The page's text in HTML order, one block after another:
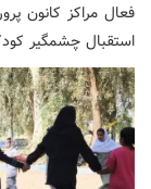
فعال مراکز کانون
استقبال چشمگیر